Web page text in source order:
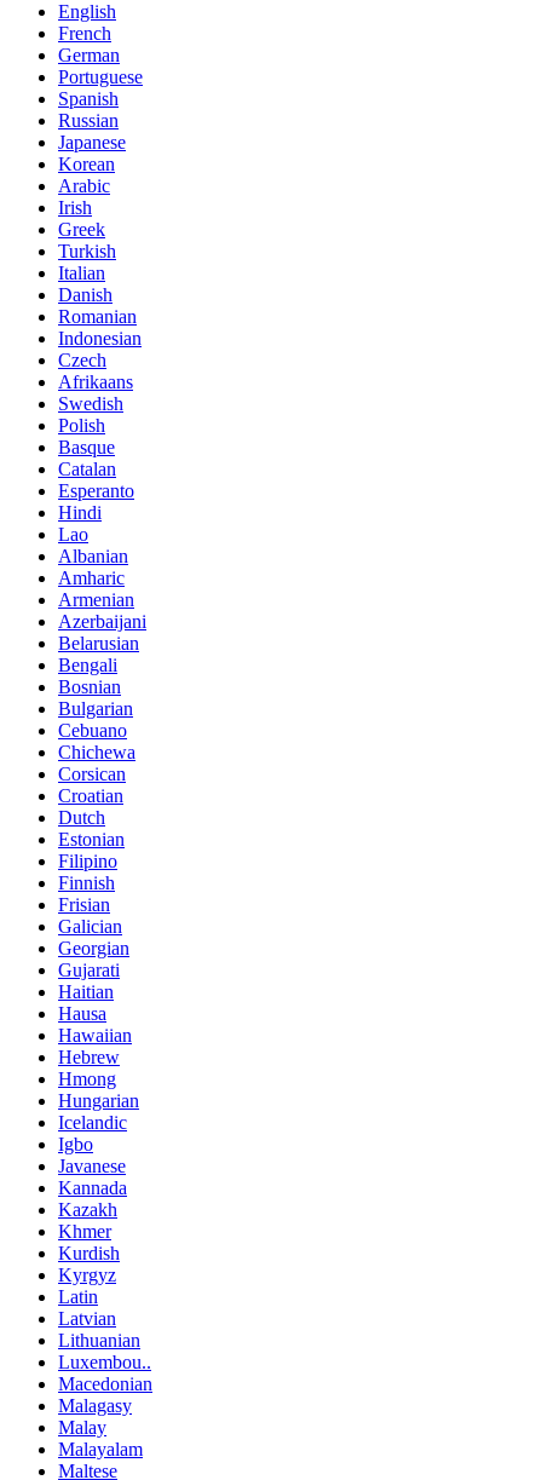
English
French
German
Portuguese
Spanish
Russian
Japanese
Korean
Arabic
Irish
Greek
Turkish
Italian
Danish
Romanian
Indonesian
Czech
Afrikaans
Swedish
Polish
Basque
Catalan
Esperanto
Hindi
Lao
Albanian
Amharic
Armenian
Azerbaijani
Belarusian
Bengali
Bosnian
Bulgarian
Cebuano
Chichewa
Corsican
Croatian
Dutch
Estonian
Filipino
Finnish
Frisian
Galician
Georgian
Gujarati
Haitian
Hausa
Hawaiian
Hebrew
Hmong
Hungarian
Icelandic
Igbo
Javanese
Kannada
Kazakh
Khmer
Kurdish
Kyrgyz
Latin
Latvian
Lithuanian
Luxembou..
Macedonian
Malagasy
Malay
Malayalam
Maltese